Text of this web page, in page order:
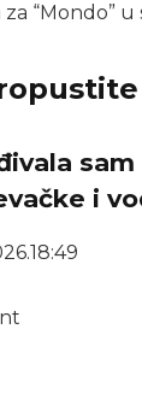
“Mondo”
i
18:49